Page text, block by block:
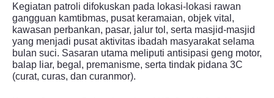
Kegiatan patroli difokuskan pada lokasi-lokasi rawan
gangguan kamtibmas, pusat keramaian, objek vital,
kawasan perbankan, pasar, jalur tol, serta masjid-masjid
yang menjadi pusat aktivitas ibadah masyarakat selama
bulan suci. Sasaran utama meliputi antisipasi geng motor,
balap liar, begal, premanisme, serta tindak pidana 3C
(curat, curas, dan curanmor).